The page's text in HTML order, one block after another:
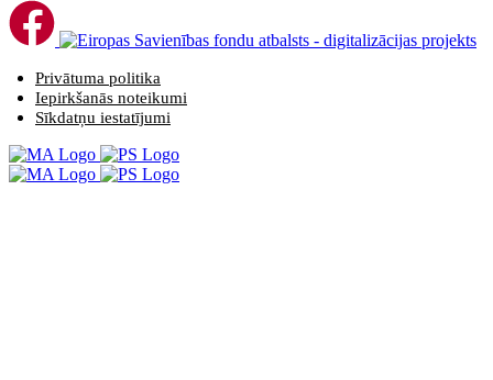
Privātuma politika
Iepirkšanās noteikumi
Sīkdatņu iestatījumi